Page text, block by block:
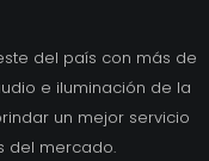
del país con más de
e iluminación de la
un mejor servicio
del mercado.